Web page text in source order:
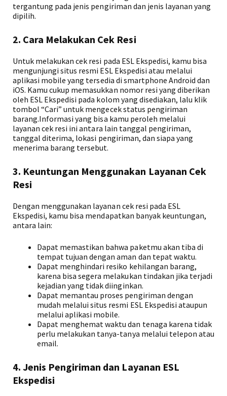
tergantung pada jenis pengiriman dan jenis layanan yang
dipilih.
2. Cara Melakukan Cek Resi
Untuk melakukan cek resi pada ESL Ekspedisi, kamu bisa
mengunjungi situs resmi ESL Ekspedisi atau melalui
aplikasi mobile yang tersedia di smartphone Android dan
iOS. Kamu cukup memasukkan nomor resi yang diberikan
oleh ESL Ekspedisi pada kolom yang disediakan, lalu klik
tombol “Cari” untuk mengecek status pengiriman
barang.Informasi yang bisa kamu peroleh melalui
layanan cek resi ini antara lain tanggal pengiriman,
tanggal diterima, lokasi pengiriman, dan siapa yang
menerima barang tersebut.
3. Keuntungan Menggunakan Layanan Cek
Resi
Dengan menggunakan layanan cek resi pada ESL
Ekspedisi, kamu bisa mendapatkan banyak keuntungan,
antara lain:
Dapat memastikan bahwa paketmu akan tiba di
tempat tujuan dengan aman dan tepat waktu.
Dapat menghindari resiko kehilangan barang,
karena bisa segera melakukan tindakan jika terjadi
kejadian yang tidak diinginkan.
Dapat memantau proses pengiriman dengan
mudah melalui situs resmi ESL Ekspedisi ataupun
melalui aplikasi mobile.
Dapat menghemat waktu dan tenaga karena tidak
perlu melakukan tanya-tanya melalui telepon atau
email.
4. Jenis Pengiriman dan Layanan ESL
Ekspedisi